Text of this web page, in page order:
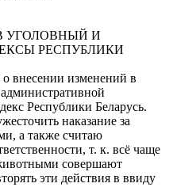
УГОЛОВНЫЙ И
РЕСПУБЛИКИ
внесении изменений в
Республики Беларусь.
наказание за
а также считаю
т. к. всё чаще
совершают
эти действия в ввиду